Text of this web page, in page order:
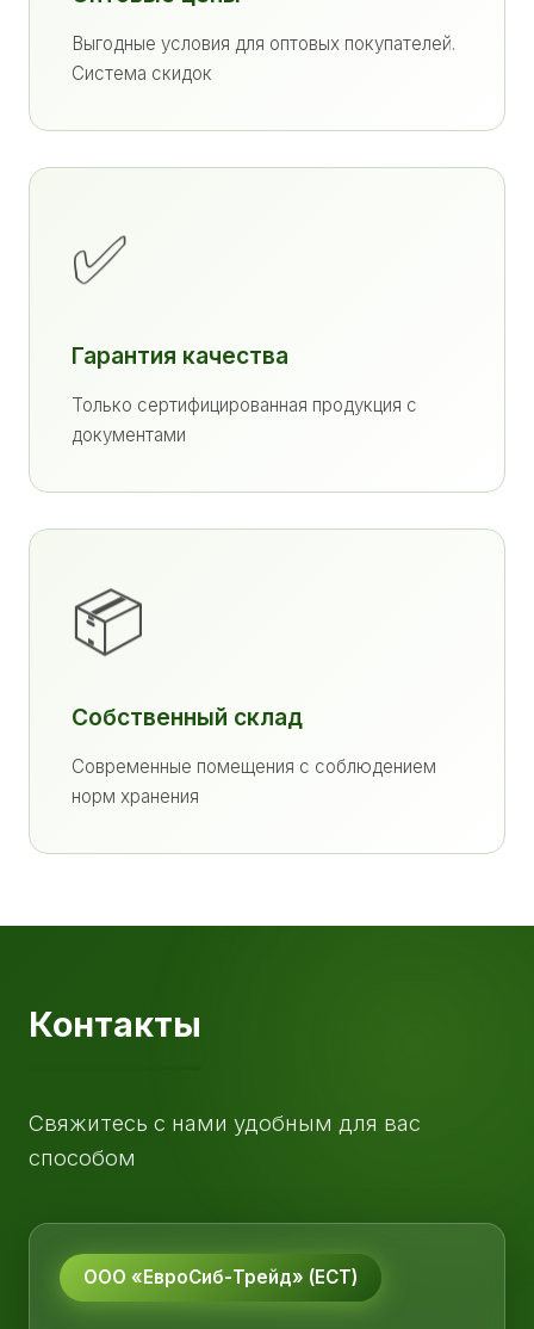
Выгодные условия для оптовых покупателей.
Система скидок
✅
Гарантия качества
Только сертифицированная продукция с
документами
📦
Собственный склад
Современные помещения с соблюдением
норм хранения
Контакты
Свяжитесь с нами удобным для вас
способом
ООО «ЕвроСиб-Трейд» (ЕСТ)